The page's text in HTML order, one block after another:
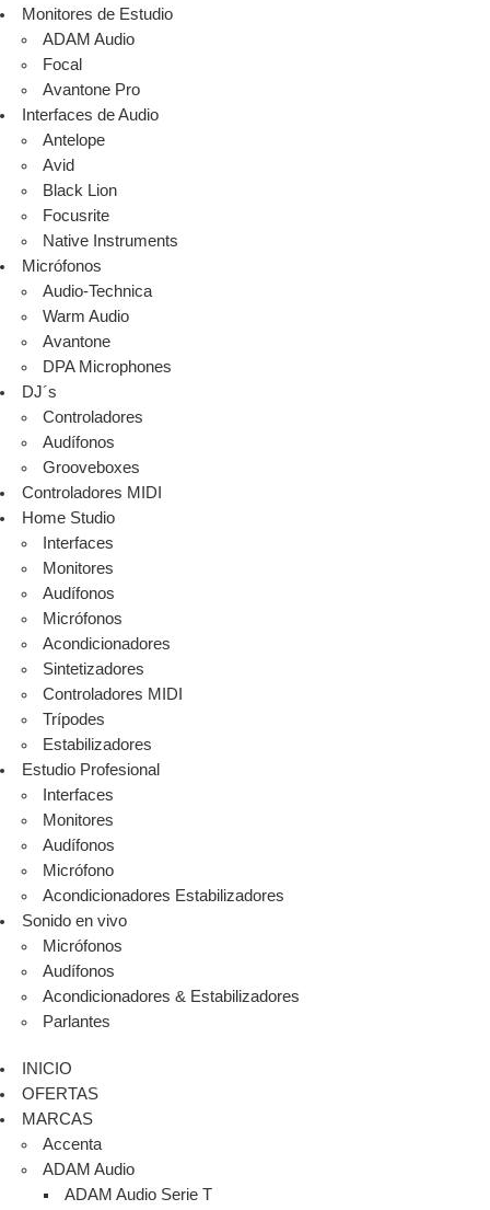
Monitores de Estudio
ADAM Audio
Focal
Avantone Pro
Interfaces de Audio
Antelope
Avid
Black Lion
Focusrite
Native Instruments
Micrófonos
Audio-Technica
Warm Audio
Avantone
DPA Microphones
DJ´s
Controladores
Audífonos
Grooveboxes
Controladores MIDI
Home Studio
Interfaces
Monitores
Audífonos
Micrófonos
Acondicionadores
Sintetizadores
Controladores MIDI
Trípodes
Estabilizadores
Estudio Profesional
Interfaces
Monitores
Audífonos
Micrófono
Acondicionadores Estabilizadores
Sonido en vivo
Micrófonos
Audífonos
Acondicionadores & Estabilizadores
Parlantes
INICIO
OFERTAS
MARCAS
Accenta
ADAM Audio
ADAM Audio Serie T